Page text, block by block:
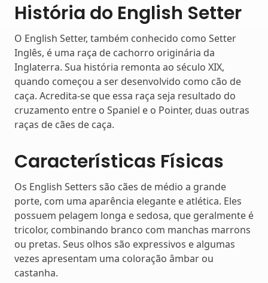
História do English Setter
O English Setter, também conhecido como Setter
Inglês, é uma raça de cachorro originária da
Inglaterra. Sua história remonta ao século XIX,
quando começou a ser desenvolvido como cão de
caça. Acredita-se que essa raça seja resultado do
cruzamento entre o Spaniel e o Pointer, duas outras
raças de cães de caça.
Características Físicas
Os English Setters são cães de médio a grande
porte, com uma aparência elegante e atlética. Eles
possuem pelagem longa e sedosa, que geralmente é
tricolor, combinando branco com manchas marrons
ou pretas. Seus olhos são expressivos e algumas
vezes apresentam uma coloração âmbar ou
castanha.